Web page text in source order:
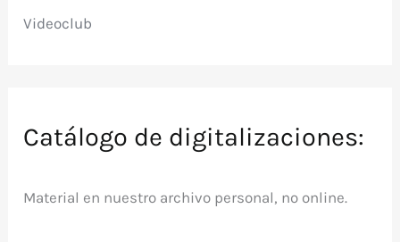
Videoclub
Catálogo de digitalizaciones:
Material en nuestro archivo personal, no online.